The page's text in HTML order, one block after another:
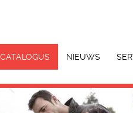
CATALOGUS NIEUWS